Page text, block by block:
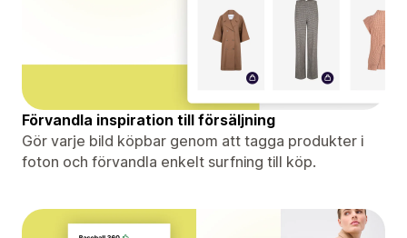
Förvandla inspiration till försäljning
Gör varje bild köpbar genom att tagga produkter i
foton och förvandla enkelt surfning till köp.